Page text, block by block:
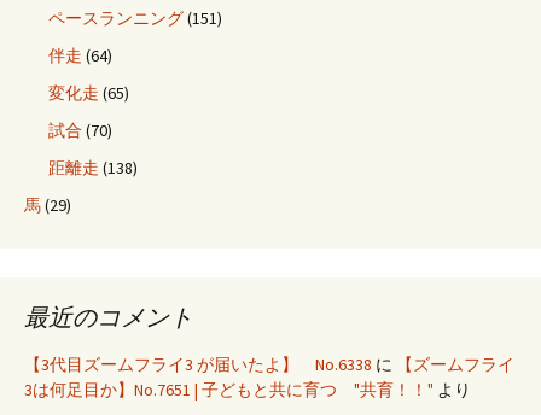
ペースランニング(151)
伴走 (64)
変化走 (65)
試合 (70)
距離走 (138)
馬(29)
最近のコメント
【3代目ズームフライ3 が届いたよ】 No.6338 に
【ズームフライ
3は何足目か】No.7651 | 子どもと共に育つ "共育！！" より